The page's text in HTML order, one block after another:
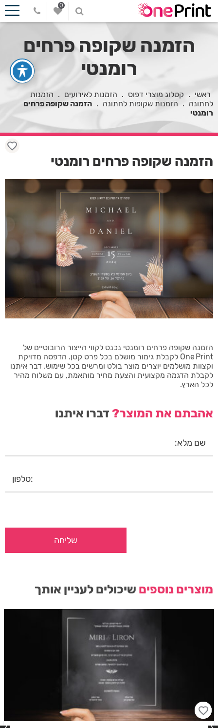
0
הזמנה שקופה פרחים
רומנטי
ראשי . קטלוג מוצרי דפוס . הזמנות לאירועים . הזמנות
לחתונה . הזמנות שקופות לחתונה . הזמנה שקופה פרחים
רומנטי
הזמנה שקופה פרחים רומנטי נכנס לקווי הייצור הרובוטיים של
One Print לקבלת גימור מושלם בכל פרט קטן. הדפסה מדויקת
וקצוות מושלמים יוצרים מוצר בולט ומרשים בכל שימוש. דבר איתנו
לקבלת הדגמה מקצועית והצעת מחיר מותאמת, עם משלוח מהיר
לכל הארץ.
אהבתם את המוצר?דברו איתנו
הזמנה שקופה פרחים רומנטי
מוצרים נוספים שיכולים לעניין אותך